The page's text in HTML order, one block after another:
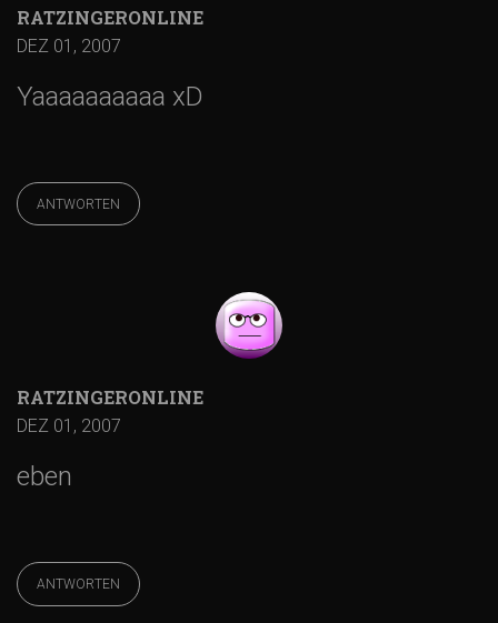
RATZINGERONLINE
DEZ 01, 2007
Yaaaaaaaaaa xD
ANTWORTEN
RATZINGERONLINE
DEZ 01, 2007
eben
ANTWORTEN